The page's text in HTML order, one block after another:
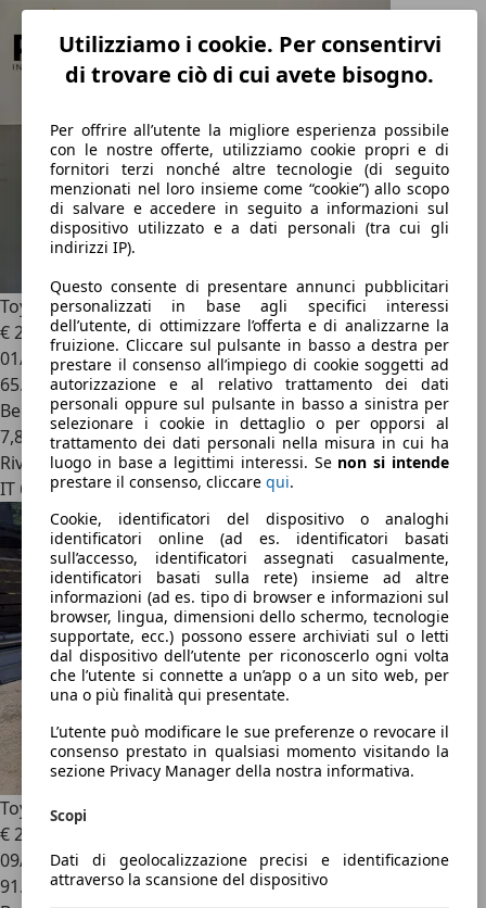
Utilizziamo i cookie. Per consentirvi
di trovare ciò di cui avete bisogno.
Per offrire all’utente la migliore esperienza possibile
con le nostre offerte, utilizziamo cookie propri e di
fornitori terzi nonché altre tecnologie (di seguito
menzionati nel loro insieme come “cookie”) allo scopo
di salvare e accedere in seguito a informazioni sul
dispositivo utilizzato e a dati personali (tra cui gli
indirizzi IP).
Questo consente di presentare annunci pubblicitari
personalizzati in base agli specifici interessi
dell’utente, di ottimizzare l’offerta e di analizzarne la
fruizione. Cliccare sul pulsante in basso a destra per
prestare il consenso all’impiego di cookie soggetti ad
autorizzazione e al relativo trattamento dei dati
personali oppure sul pulsante in basso a sinistra per
selezionare i cookie in dettaglio o per opporsi al
trattamento dei dati personali nella misura in cui ha
luogo in base a legittimi interessi. Se non si intende
prestare il consenso, cliccare qui.
Cookie, identificatori del dispositivo o analoghi
identificatori online (ad es. identificatori basati
sull’accesso, identificatori assegnati casualmente,
identificatori basati sulla rete) insieme ad altre
informazioni (ad es. tipo di browser e informazioni sul
browser, lingua, dimensioni dello schermo, tecnologie
supportate, ecc.) possono essere archiviati sul o letti
dal dispositivo dell’utente per riconoscerlo ogni volta
che l’utente si connette a un’app o a un sito web, per
una o più finalità qui presentate.
L’utente può modificare le sue preferenze o revocare il
consenso prestato in qualsiasi momento visitando la
sezione Privacy Manager della nostra informativa.
Scopi
Dati di geolocalizzazione precisi e identificazione
attraverso la scansione del dispositivo
Toyota GT86GT86 2.0 white pearl exhaust trd
€ 20.400
01/2014
65.000 km
Benzina
7,8 l/100 km (comb.)
Rivenditore
IT 61032
Toyota GT86
€ 21.000
09/2012
91.000 km